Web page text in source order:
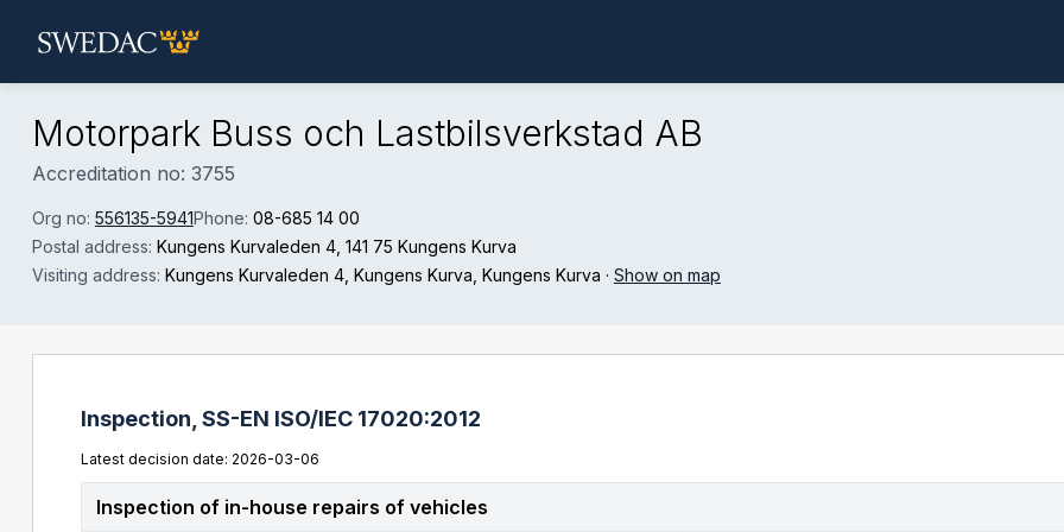
Motorpark Buss och Lastbilsverkstad AB
Accreditation no: 3755
Org no: 556135-5941Phone: 08-685 14 00
Postal address: Kungens Kurvaleden 4, 141 75 Kungens Kurva
Visiting address: Kungens Kurvaleden 4, Kungens Kurva , Kungens Kurva · Show on map
Inspection, SS-EN ISO/IEC 17020:2012
Latest decision date: 2026-03-06
Inspection of in-house repairs of vehicles